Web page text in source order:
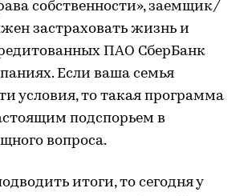
собственности», заемщик/
застраховать жизнь и
ПАО СберБанк
Если ваша семья
условия, то такая программа
подспорьем в
вопроса.
итоги, то сегодня у